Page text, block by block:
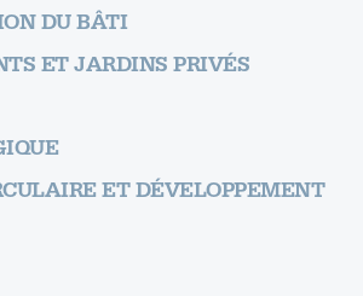
DU BÂTI
ET JARDINS PRIVÉS
ET DÉVELOPPEMENT